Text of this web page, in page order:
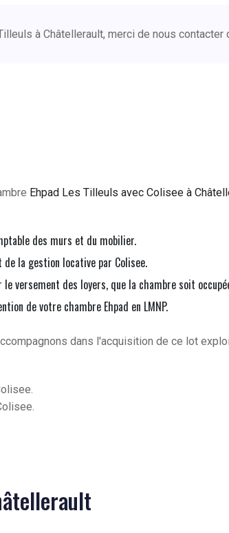
à Châtellerault, merci de nous contacter
Ehpad Les Tilleuls avec Colisee à
des murs et du mobilier.
la gestion locative par Colisee.
versement des loyers, que la chambre soit
de votre chambre Ehpad en LMNP.
dans l'acquisition de ce lot